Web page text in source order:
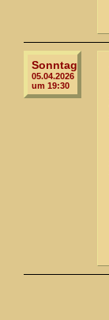
Sonntag
05.04.2026
um 19:30